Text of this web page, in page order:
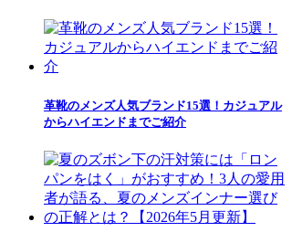
革靴のメンズ人気ブランド15選！カジュアル
からハイエンドまでご紹介